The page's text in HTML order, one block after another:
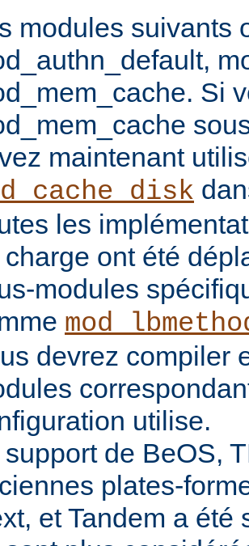
modules suivants
Si
maintenant
les
charge ont été
modules
devrez compiler
utilise.
support de BeOS,
plates-
et Tandem a été